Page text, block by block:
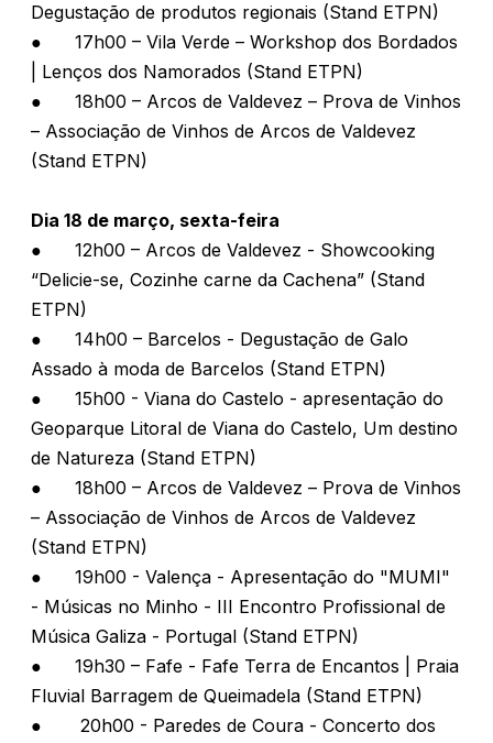
Degustação de produtos regionais (Stand ETPN)
●
17h00 – Vila Verde – Workshop dos Bordados
| Lenços dos Namorados (Stand ETPN)
●
18h00 – Arcos de Valdevez – Prova de Vinhos
– Associação de Vinhos de Arcos de Valdevez
(Stand ETPN)
Dia 18 de março, sexta-feira
●
12h00 – Arcos de Valdevez - Showcooking
“Delicie-se, Cozinhe carne da Cachena” (Stand
ETPN)
●
14h00 – Barcelos - Degustação de Galo
Assado à moda de Barcelos (Stand ETPN)
●
15h00 - Viana do Castelo - apresentação do
Geoparque Litoral de Viana do Castelo, Um destino
de Natureza (Stand ETPN)
●
18h00 – Arcos de Valdevez – Prova de Vinhos
– Associação de Vinhos de Arcos de Valdevez
(Stand ETPN)
● 19h00 - Valença - Apresentação do "MUMI"
- Músicas no Minho - III Encontro Profissional de
Música Galiza - Portugal (Stand ETPN)
●
19h30 – Fafe - Fafe Terra de Encantos | Praia
Fluvial Barragem de Queimadela (Stand ETPN)
● 20h00 - Paredes de Coura - Concerto dos